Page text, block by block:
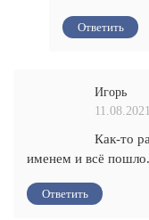
Ответить
Игорь
Как-то
именем и всё пошло.
Ответить